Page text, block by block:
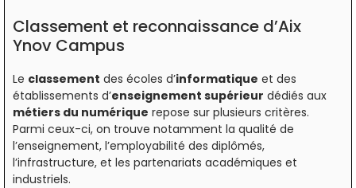
Classement et reconnaissance d’Aix
Ynov Campus
Le classement des écoles d’informatique et des
établissements d’enseignement supérieur dédiés aux
métiers du numérique repose sur plusieurs critères.
Parmi ceux-ci, on trouve notamment la qualité de
l’enseignement, l’employabilité des diplômés,
l’infrastructure, et les partenariats académiques et
industriels.